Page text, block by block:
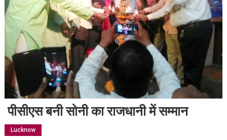
पीसीएस बनी सोनी का राजधानी में सम्मान
Lucknow